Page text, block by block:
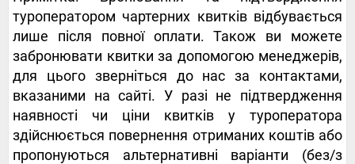
туроператором чартерних квитків відбувається
лише після повної оплати. Також ви можете
забронювати квитки за допомогою менеджерів,
для цього зверніться до нас за контактами,
вказаними на сайті. У разі не підтвердження
наявності чи ціни квитків у туроператора
здійснюється повернення отриманих коштів або
пропонуються альтернативні варіанти (без/з